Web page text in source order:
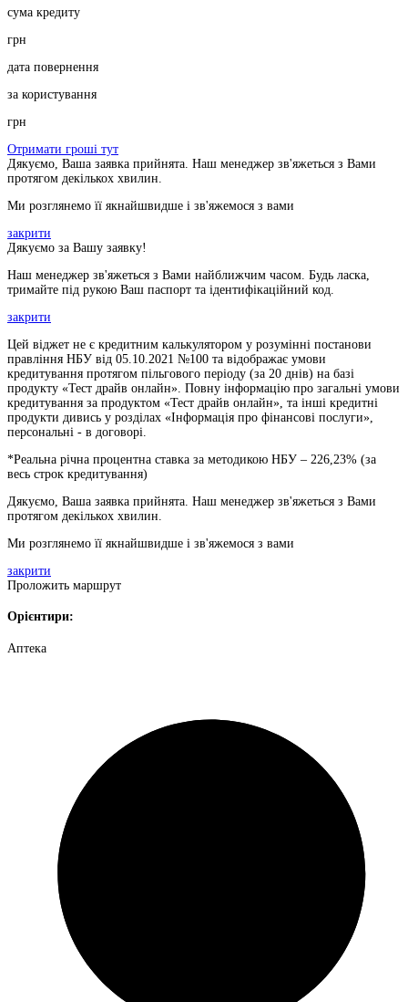
сума кредиту
грн
дата повернення
за користування
грн
Отримати гроші тут
Дякуємо, Ваша заявка прийнята. Наш менеджер зв'яжеться з Вами
протягом декількох хвилин.
Ми розглянемо її якнайшвидше і зв'яжемося з вами
закрити
Дякуємо за Вашу заявку!
Наш менеджер зв'яжеться з Вами найближчим часом. Будь ласка,
тримайте під рукою Ваш паспорт та ідентифікаційний код.
закрити
Цей віджет не є кредитним калькулятором у розумінні постанови
правління НБУ від 05.10.2021 №100 та відображає умови
кредитування протягом пільгового періоду (за 20 днів) на базі
продукту «Тест драйв онлайн». Повну інформацію про загальні умови
кредитування за продуктом «Тест драйв онлайн», та інші кредитні
продукти дивись у розділах «Інформація про фінансові послуги»,
персональні - в договорі.
*Реальна річна процентна ставка за методикою НБУ – 226,23% (за
весь строк кредитування)
Дякуємо, Ваша заявка прийнята. Наш менеджер зв'яжеться з Вами
протягом декількох хвилин.
Ми розглянемо її якнайшвидше і зв'яжемося з вами
закрити
Проложить маршрут
Орієнтири:
Аптека